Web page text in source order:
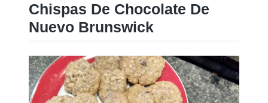
Chispas De Chocolate De
Nuevo Brunswick